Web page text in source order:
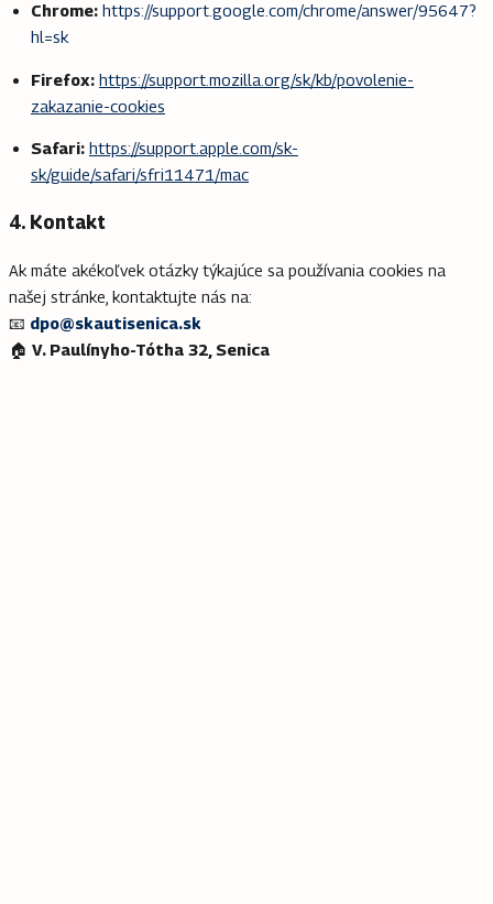
Chrome: https://support.google.com/chrome/answer/95647?
hl=sk
Firefox: https://support.mozilla.org/sk/kb/povolenie-
zakazanie-cookies
Safari: https://support.apple.com/sk-
sk/guide/safari/sfri11471/mac
4. Kontakt
Ak máte akékoľvek otázky týkajúce sa používania cookies na
našej stránke, kontaktujte nás na:
📧 dpo@skautisenica.sk
🏠 V. Paulínyho-Tótha 32, Senica